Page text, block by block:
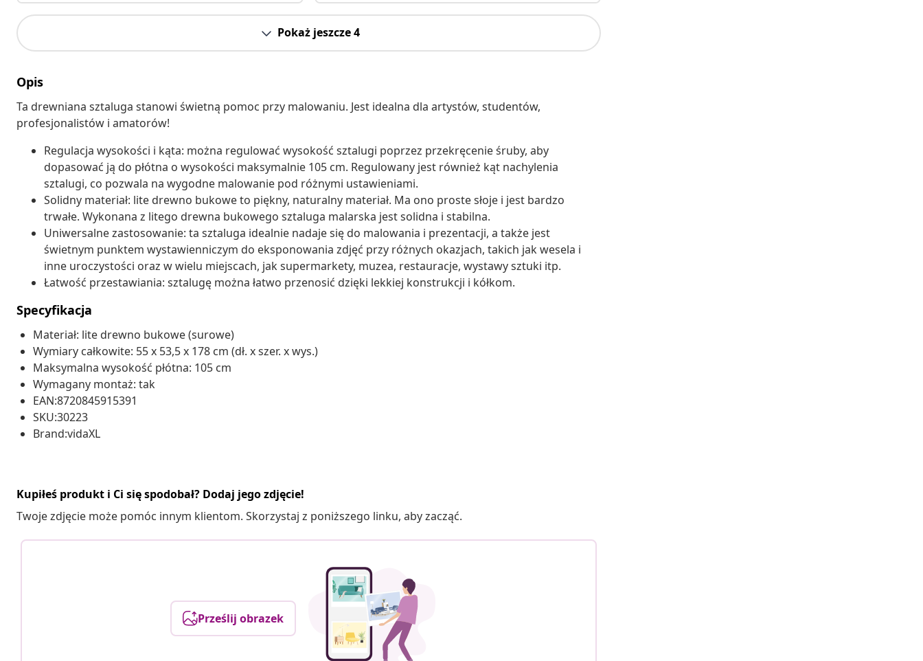
Pokaż jeszcze 4
Opis
Ta drewniana sztaluga stanowi świetną pomoc przy malowaniu. Jest idealna dla artystów, studentów,
profesjonalistów i amatorów!
Regulacja wysokości i kąta: można regulować wysokość sztalugi poprzez przekręcenie śruby, aby
dopasować ją do płótna o wysokości maksymalnie 105 cm. Regulowany jest również kąt nachylenia
sztalugi, co pozwala na wygodne malowanie pod różnymi ustawieniami.
Solidny materiał: lite drewno bukowe to piękny, naturalny materiał. Ma ono proste słoje i jest bardzo
trwałe. Wykonana z litego drewna bukowego sztaluga malarska jest solidna i stabilna.
Uniwersalne zastosowanie: ta sztaluga idealnie nadaje się do malowania i prezentacji, a także jest
świetnym punktem wystawienniczym do eksponowania zdjęć przy różnych okazjach, takich jak wesela i
inne uroczystości oraz w wielu miejscach, jak supermarkety, muzea, restauracje, wystawy sztuki itp.
Łatwość przestawiania: sztalugę można łatwo przenosić dzięki lekkiej konstrukcji i kółkom.
Specyfikacja
Materiał: lite drewno bukowe (surowe)
Wymiary całkowite: 55 x 53,5 x 178 cm (dł. x szer. x wys.)
Maksymalna wysokość płótna: 105 cm
Wymagany montaż: tak
EAN:8720845915391
SKU:30223
Brand:vidaXL
Kupiłeś produkt i Ci się spodobał? Dodaj jego zdjęcie!
Twoje zdjęcie może pomóc innym klientom. Skorzystaj z poniższego linku, aby zacząć.
Prześlij obrazek